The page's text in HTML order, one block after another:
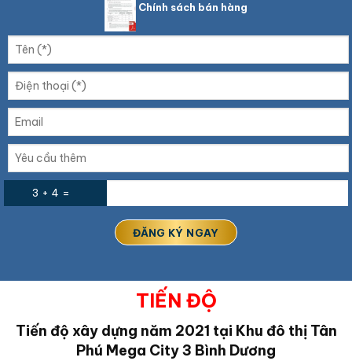
Chính sách bán hàng
3 + 4 =
TIẾN ĐỘ
Tiến độ xây dựng năm 2021 tại Khu đô thị Tân
Phú Mega City 3 Bình Dương